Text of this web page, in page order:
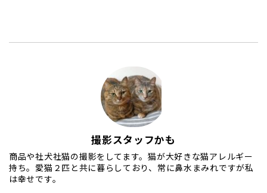
撮影スタッフかも
商品や社犬社猫の撮影をしてます。猫が大好きな猫アレルギー
持ち。愛猫２匹と共に暮らしており、常に鼻水まみれですが私
は幸せです。